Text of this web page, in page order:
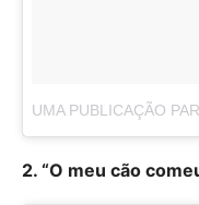
2. “O meu cão